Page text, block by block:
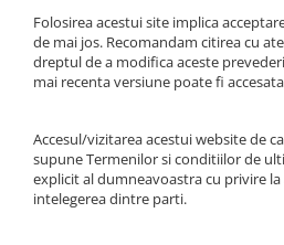
Lanturi E-Bike
Cricuri de Mijloc
Lumini Fata
Seturi Lumini
Lumini Spate
Furci
Anvelope pe sarma
Anvelope Pliabile
Benzi/Protectii Antipana
Lanturi
Truse de scule
Uleiuri Minerale
Solutie Curatat Discuri
Tricouri
Huse Pantofi
Incalzitoare Maini si Picioare
Caciuli, Sepci si Bandane
Manusi
Folosirea acestui site implica
de mai jos. Recomandam citirea cu
dreptul de a modifica aceste
mai recenta versiune poate fi
Accesul/vizitarea acestui website de
supune Termenilor si conditiilor de
explicit al dumneavoastra cu privire
intelegerea dintre parti.